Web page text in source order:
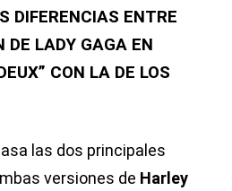
DIFERENCIAS ENTRE
DE LADY GAGA EN
CON LA DE LOS
las dos principales
versiones de Harley